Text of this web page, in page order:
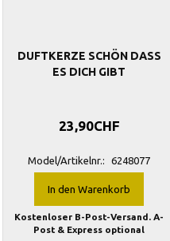
DUFTKERZE SCHÖN DASS
ES DICH GIBT
23,90CHF
Model/Artikelnr.: 6248077
In den Warenkorb
Kostenloser B-Post-Versand. A-
Post & Express optional